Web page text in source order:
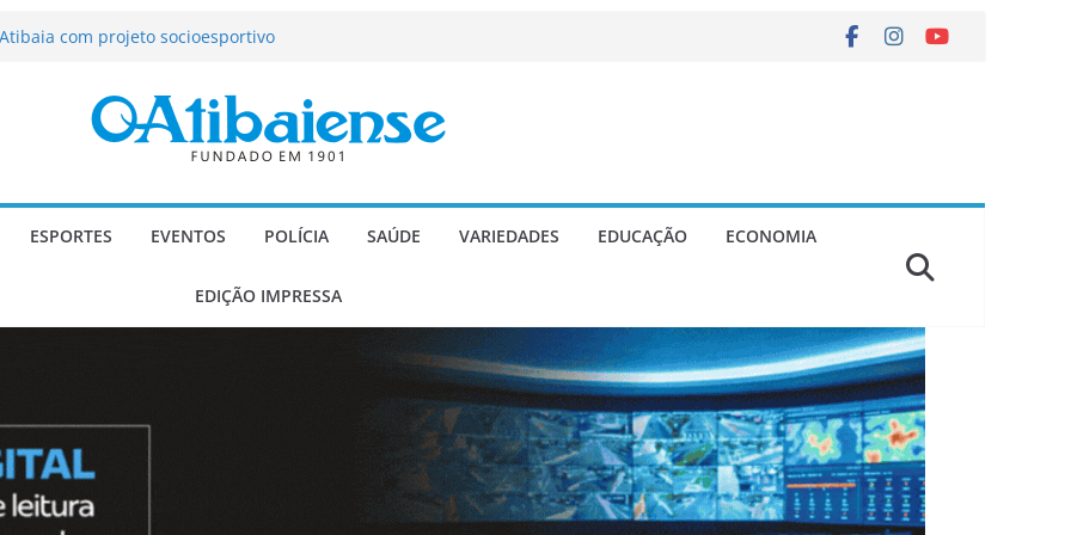
passa a contar com novo reforço
e Morango abre programação
infantis e valorização dos produtores
a deputado estadual é
ESPORTES EVENTOS POLÍCIA SAÚDE VARIEDADES EDUCAÇÃO ECONOMIA
EDIÇÃO IMPRESSA